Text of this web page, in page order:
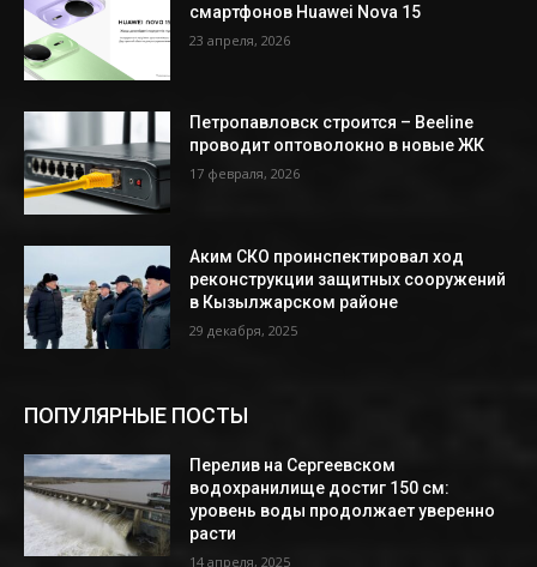
смартфонов Huawei Nova 15
23 апреля, 2026
Петропавловск строится – Beeline
проводит оптоволокно в новые ЖК
17 февраля, 2026
Аким СКО проинспектировал ход
реконструкции защитных сооружений
в Кызылжарском районе
29 декабря, 2025
ПОПУЛЯРНЫЕ ПОСТЫ
Перелив на Сергеевском
водохранилище достиг 150 см:
уровень воды продолжает уверенно
расти
14 апреля, 2025